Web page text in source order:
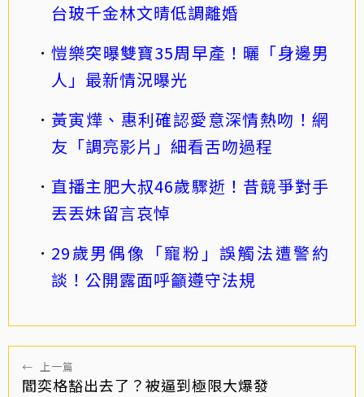
台玻千金林文晴低調離婚
愷樂突曝雙寶35周早產！曬「身邊男
人」最新情況曝光
黃寅燁、惠利確認愛意深情熱吻！網
友「調亮影片」細看舌吻過程
直播主肥大叔46歲驟逝！昔競爭對手
丟丟妹留言哀悼
29歲男偶像「寵粉」誤觸法遭警約
談！公開露面呼籲遵守法規
← 上一篇
閻奕格豁出去了？被逼到極限大爆發